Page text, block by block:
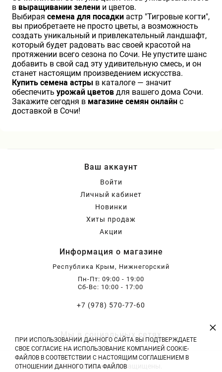
в выращивании зелени и цветов.
Выбирая семена для посадки астр "Тигровые когти",
вы приобретаете не просто цветы, а возможность
создать уникальный и привлекательный ландшафт,
который будет радовать вас своей красотой на
протяжении всего сезона по Сочи. Не упустите шанс
добавить в свой сад эту удивительную смесь, и он
станет настоящим произведением искусства.
Купить семена астры в каталоге — значит
обеспечить урожай цветов для вашего дома Сочи.
Закажите сегодня в магазине семян онлайн с
доставкой в Сочи!
Ваш аккаунт
Войти
Личный кабинет
Новинки
Хиты продаж
Акции
Информация о магазине
Республика Крым, Нижнегорский
Пн-Пт: 09:00 - 19:00
Сб-Вс: 10:00 - 17:00
+7 (978) 570-77-60
Мы в социальных сетях
2026 год. Все права защищены.
ПРИ ИСПОЛЬЗОВАНИИ ДАННОГО САЙТА ВЫ ПОДТВЕРЖДАЕТЕ
СВОЕ СОГЛАСИЕ НА ИСПОЛЬЗОВАНИЕ КОМПАНИЕЙ COOKIE-
ФАЙЛОВ В СООТВЕТСТВИИ С НАСТОЯЩИМ СОГЛАШЕНИЕМ В
ОТНОШЕНИИ ДАННОГО ТИПА ФАЙЛОВ
×